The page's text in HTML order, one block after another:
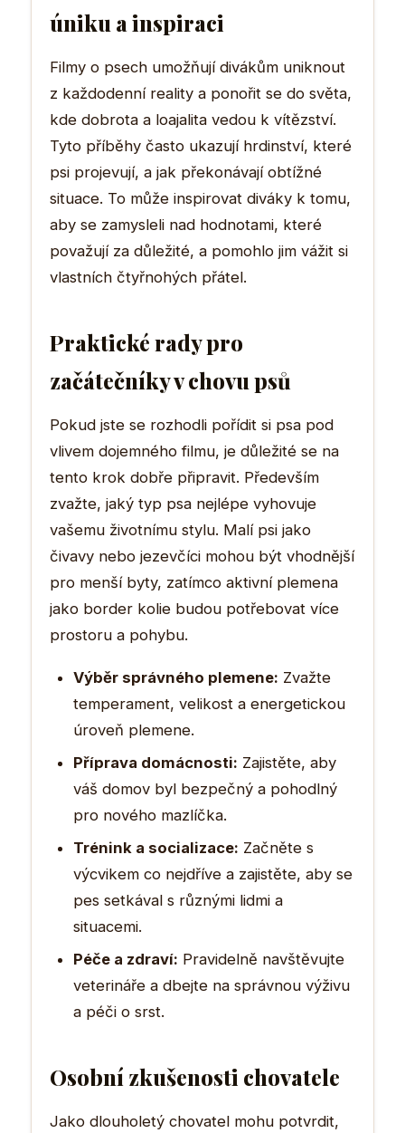
úniku a inspiraci
Filmy o psech umožňují divákům uniknout
z každodenní reality a ponořit se do světa,
kde dobrota a loajalita vedou k vítězství.
Tyto příběhy často ukazují hrdinství, které
psi projevují, a jak překonávají obtížné
situace. To může inspirovat diváky k tomu,
aby se zamysleli nad hodnotami, které
považují za důležité, a pomohlo jim vážit si
vlastních čtyřnohých přátel.
Praktické rady pro
začátečníky v chovu psů
Pokud jste se rozhodli pořídit si psa pod
vlivem dojemného filmu, je důležité se na
tento krok dobře připravit. Především
zvažte, jaký typ psa nejlépe vyhovuje
vašemu životnímu stylu. Malí psi jako
čivavy nebo jezevčíci mohou být vhodnější
pro menší byty, zatímco aktivní plemena
jako border kolie budou potřebovat více
prostoru a pohybu.
Výběr správného plemene: Zvažte
temperament, velikost a energetickou
úroveň plemene.
Příprava domácnosti: Zajistěte, aby
váš domov byl bezpečný a pohodlný
pro nového mazlíčka.
Trénink a socializace: Začněte s
výcvikem co nejdříve a zajistěte, aby se
pes setkával s různými lidmi a
situacemi.
Péče a zdraví: Pravidelně navštěvujte
veterináře a dbejte na správnou výživu
a péči o srst.
Osobní zkušenosti chovatele
Jako dlouholetý chovatel mohu potvrdit,